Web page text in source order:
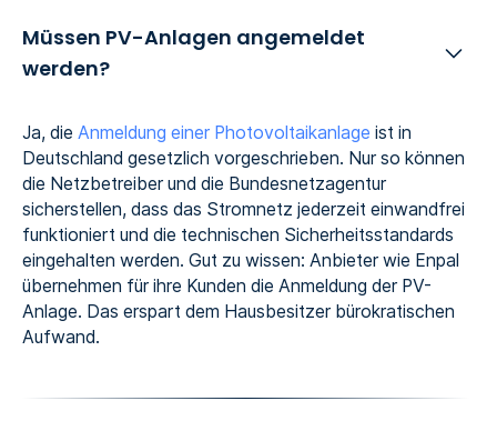
Müssen PV-Anlagen angemeldet
werden?
Ja, die Anmeldung einer Photovoltaikanlage ist in
Deutschland gesetzlich vorgeschrieben. Nur so können
die Netzbetreiber und die Bundesnetzagentur
sicherstellen, dass das Stromnetz jederzeit einwandfrei
funktioniert und die technischen Sicherheitsstandards
eingehalten werden. Gut zu wissen: Anbieter wie Enpal
übernehmen für ihre Kunden die Anmeldung der PV-
Anlage. Das erspart dem Hausbesitzer bürokratischen
Aufwand.